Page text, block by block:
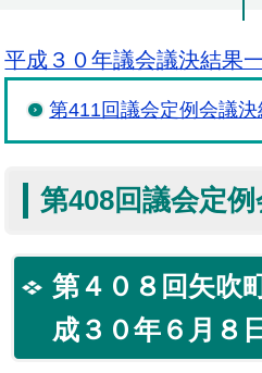
平成３０年議会議決結果
第411回議会定例会議決
第408回議会定
第４０８回矢吹
成３０年６月８